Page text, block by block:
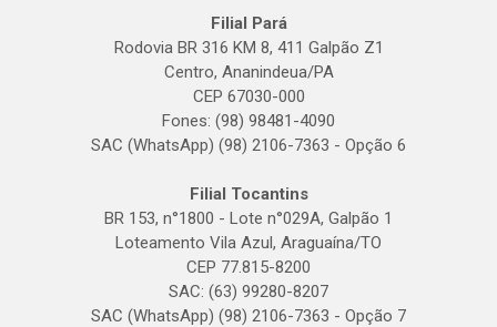
Filial Pará
Rodovia BR 316 KM 8, 411 Galpão Z1
Centro, Ananindeua/PA
CEP 67030-000
Fones: (98) 98481-4090
SAC (WhatsApp) (98) 2106-7363 - Opção 6
Filial Tocantins
BR 153, n°1800 - Lote n°029A, Galpão 1
Loteamento Vila Azul, Araguaína/TO
CEP 77.815-8200
SAC: (63) 99280-8207
SAC (WhatsApp) (98) 2106-7363 - Opção 7